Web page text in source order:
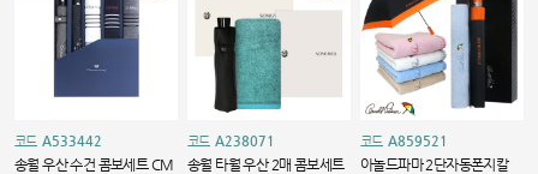
코드 A533442
송월 우산 수건 콤보세트 CM
코드 A238071
송월 타월 우산 2매 콤보세트
코드 A859521
아놀드파마 2단자동폰지칼